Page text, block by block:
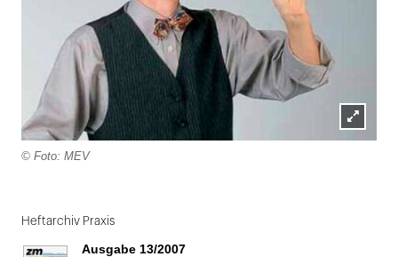
Lightbox
© Foto: MEV
1
von
Heftarchiv Praxis
Ausgabe 13/2007